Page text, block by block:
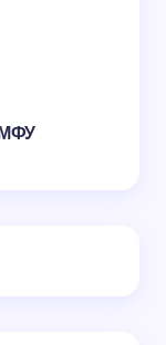
МФУ